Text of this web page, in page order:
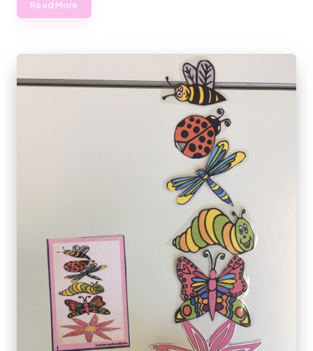
Read More